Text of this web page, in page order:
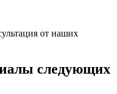
от наших
следующих